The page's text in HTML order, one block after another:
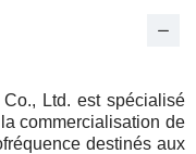
Ltd. est spécialisé
commercialisation de
destinés aux